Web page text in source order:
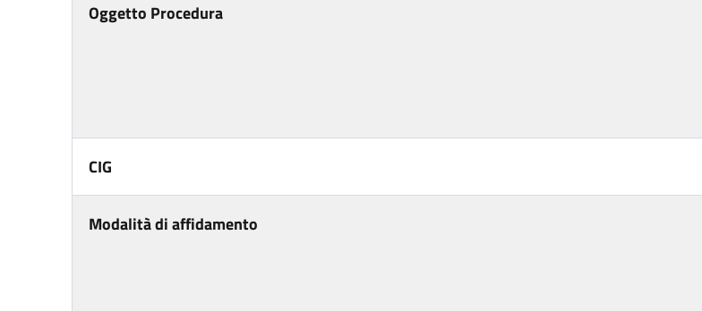
Oggetto Procedura
CIG
Modalità di affidamento